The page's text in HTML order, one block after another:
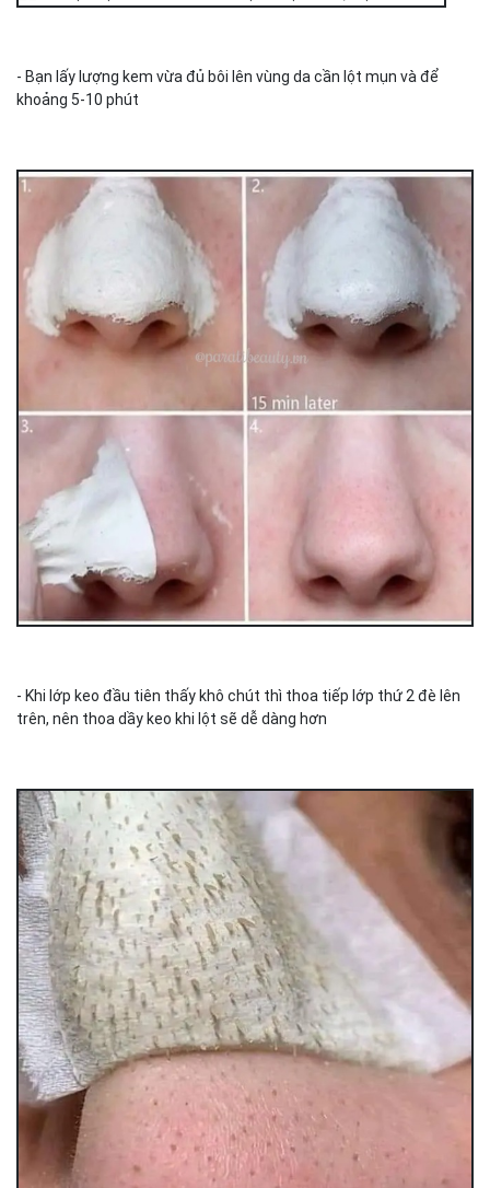
- Bạn lấy lượng kem vừa đủ bôi lên vùng da cần lột mụn và để
khoảng 5-10 phút
- Khi lớp keo đầu tiên thấy khô chút thì thoa tiếp lớp thứ 2 đè lên
trên, nên thoa dầy keo khi lột sẽ dễ dàng hơn